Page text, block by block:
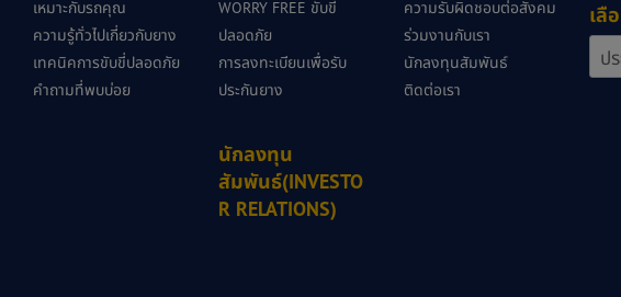
เหมาะกับรถคุณ
ความรู้ทั่วไปเกี่ยวกับยาง
เทคนิคการขับขี่ปลอดภัย
คำถามที่พบบ่อย
WORRY FREE ขับขี่
ปลอดภัย
การลงทะเบียนเพื่อรับ
ประกันยาง
นักลงทุน
สัมพันธ์(INVESTO
R RELATIONS)
ความรับผิดชอบต่อสังคม
ร่วมงานกับเรา
นักลงทุนสัมพันธ์
ติดต่อเรา
เลื